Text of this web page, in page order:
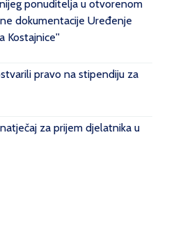
ponuditelja u otvorenom
dokumentacije Uređenje
Kostajnice''
pravo na stipendiju za
za prijem djelatnika u